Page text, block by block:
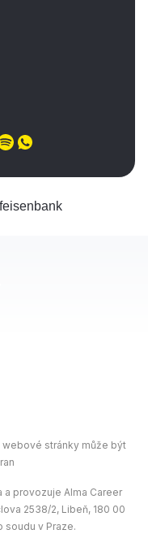
webové stránky může být
provozuje Alma Career
2538/2, Libeň, 180 00
soudu v Praze.